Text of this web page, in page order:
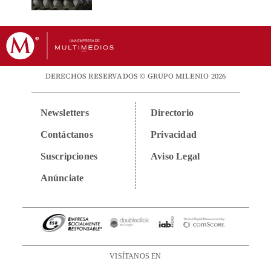
DERECHOS RESERVADOS © GRUPO MILENIO 2026
Newsletters
Contáctanos
Suscripciones
Anúnciate
Directorio
Privacidad
Aviso Legal
VISÍTANOS EN